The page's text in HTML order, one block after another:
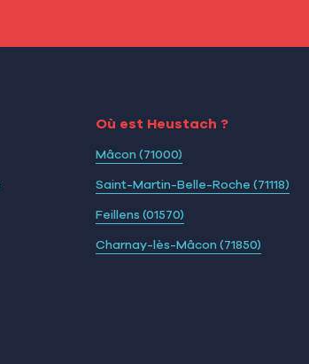
Où est Heustach ?
Mâcon (71000)
Saint-Martin-Belle-Roche (71118)
Feillens (01570)
Charnay-lès-Mâcon (71850)